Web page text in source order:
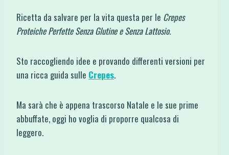
Ricetta da salvare per la vita questa per le Crepes
Proteiche Perfette Senza Glutine e Senza Lattosio.
Sto raccogliendo idee e provando differenti versioni per
una ricca guida sulle Crepes.
Ma sarà che è appena trascorso Natale e le sue prime
abbuffate, oggi ho voglia di proporre qualcosa di
leggero.